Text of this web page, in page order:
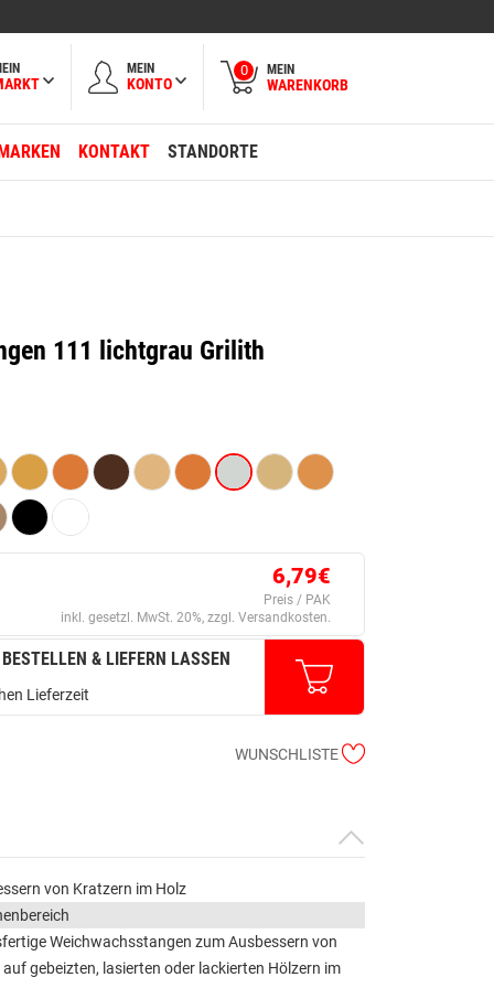
MEIN
KONTO
0 MEIN
WARENKORB
KONTAKT STANDORTE
111 lichtgrau Grilith
6,79€
Preis / PAK
inkl. gesetzl. MwSt. 20%, zzgl. Versandkosten.
& LIEFERN LASSEN
Lieferzeit
WUNSCHLISTE
von Kratzern im Holz
Weichwachsstangen zum Ausbessern von
gebeizten, lasierten oder lackierten Hölzern im